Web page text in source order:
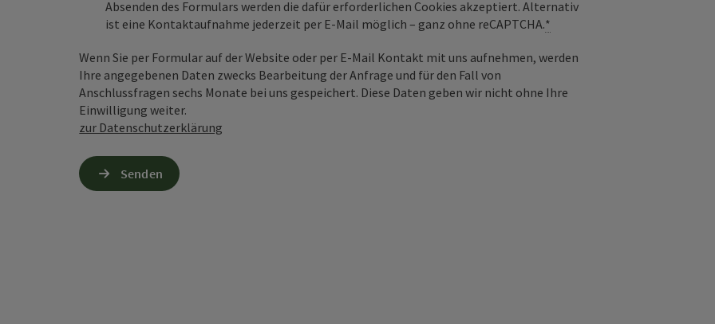
Absenden des Formulars werden die dafür erforderlichen Cookies akzeptiert. Alternativ
ist eine Kontaktaufnahme jederzeit per E-Mail möglich – ganz ohne reCAPTCHA.*
Wenn Sie per Formular auf der Website oder per E-Mail Kontakt mit uns aufnehmen, werden
Ihre angegebenen Daten zwecks Bearbeitung der Anfrage und für den Fall von
Anschlussfragen sechs Monate bei uns gespeichert. Diese Daten geben wir nicht ohne Ihre
Einwilligung weiter.
zur Datenschutzerklärung
Senden